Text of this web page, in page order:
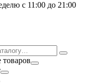
с 11:00 до 21:00